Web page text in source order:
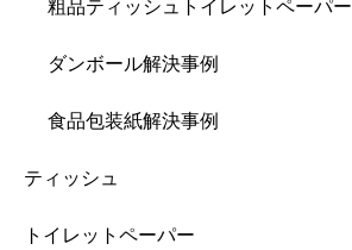
粗品ティッシュトイレットペーパー
ダンボール解決事例
食品包装紙解決事例
ティッシュ
トイレットペーパー